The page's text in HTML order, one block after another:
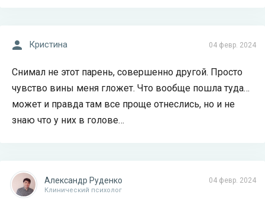
04 февр. 2024
Кристина
Снимал не этот парень, совершенно другой. Просто
чувство вины меня гложет. Что вообще пошла туда…
может и правда там все проще отнеслись, но и не
знаю что у них в голове…
04 февр. 2024
Александр Руденко
Клинический психолог